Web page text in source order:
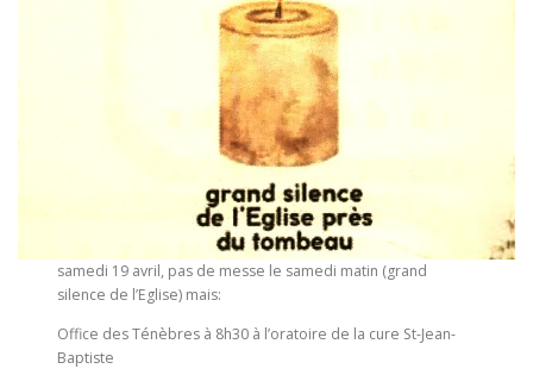
samedi 19 avril, pas de messe le samedi matin (grand
silence de l’Eglise) mais:
Office des Ténèbres à 8h30 à l’oratoire de la cure St-Jean-
Baptiste